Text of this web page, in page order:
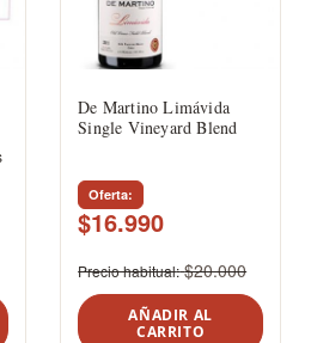
De Martino Limávida
Single Vineyard Blend
Oferta
$16.990
Precio habitual $20.000
AÑADIR AL
CARRITO